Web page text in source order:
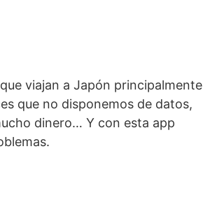
viajan a Japón principalmente
que no disponemos de datos,
dinero… Y con esta app